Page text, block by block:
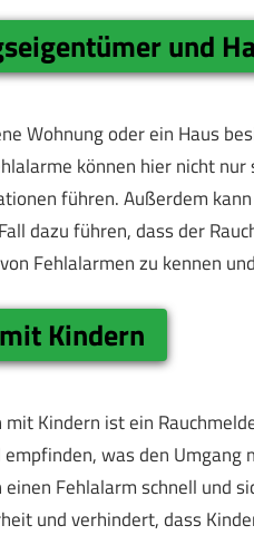
und
Wohnung oder ein Haus
können hier nicht
führen. Außerdem
dazu führen, dass der
Fehlalarmen zu kennen
Kindern
mit Kindern ist ein
was den
Fehlalarm schnell und
und verhindert, dass